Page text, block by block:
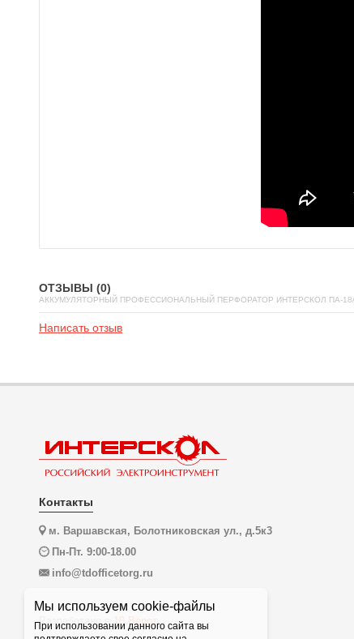
Мы используем cookie-файлы
При использовании данного сайта вы
ОТЗЫВЫ (0)
АККУМУЛЯТОРНЫЙ ПРОФЕССИОНАЛЬНЫЙ ПЕРФОРАТОР ИНТЕРСКОЛ ПА-18/
Написать отзыв
Контакты
м. Варшавская, Болотниковская ул., д.5к3
Пн-Пт. 9:00-18.00
info@tdofficetorg.ru
Разработано в10 Вёрст